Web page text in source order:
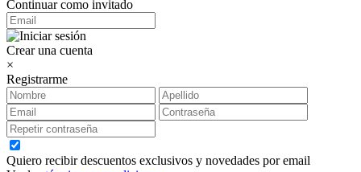
Continuar como invitado
Crear una cuenta
×
Registrarme
Quiero recibir descuentos exclusivos y novedades por email